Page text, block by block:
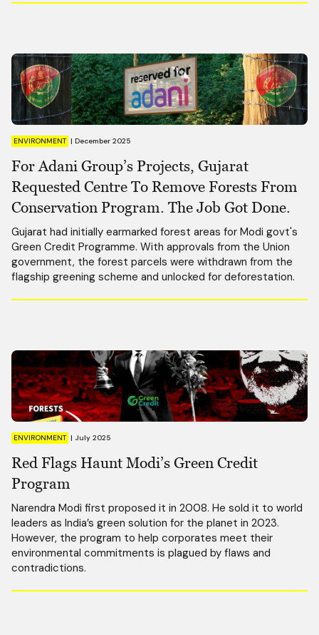
ENVIRONMENT | December 2025
For Adani Group’s Projects, Gujarat
Requested Centre To Remove Forests From
Conservation Program. The Job Got Done.
Gujarat had initially earmarked forest areas for Modi govt's
Green Credit Programme. With approvals from the Union
government, the forest parcels were withdrawn from the
flagship greening scheme and unlocked for deforestation.
ENVIRONMENT | July 2025
Red Flags Haunt Modi’s Green Credit
Program
Narendra Modi first proposed it in 2008. He sold it to world
leaders as India’s green solution for the planet in 2023.
However, the program to help corporates meet their
environmental commitments is plagued by flaws and
contradictions.